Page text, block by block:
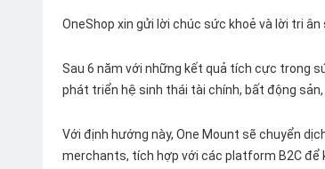
OneShop xin gửi lời chúc sức khoẻ và lời tri
Sau 6 năm với những kết quả tích cực trong
phát triển hệ sinh thái tài chính, bất động
Với định hướng này, One Mount sẽ chuyển
merchants, tích hợp với các platform B2C để